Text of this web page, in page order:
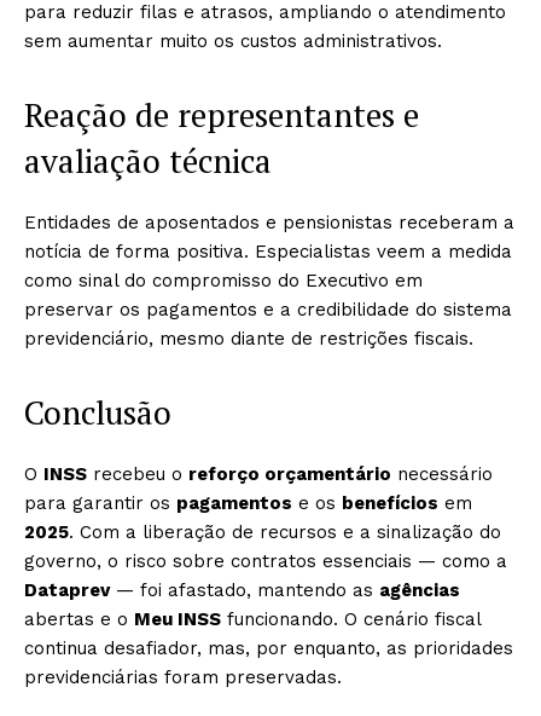
para reduzir filas e atrasos, ampliando o atendimento
sem aumentar muito os custos administrativos.
Reação de representantes e
avaliação técnica
Entidades de aposentados e pensionistas receberam a
notícia de forma positiva. Especialistas veem a medida
como sinal do compromisso do Executivo em
preservar os pagamentos e a credibilidade do sistema
previdenciário, mesmo diante de restrições fiscais.
Conclusão
O INSS recebeu o reforço orçamentário necessário
para garantir os pagamentos e os benefícios em
2025. Com a liberação de recursos e a sinalização do
governo, o risco sobre contratos essenciais — como a
Dataprev— foi afastado, mantendo as agências
abertas e o Meu INSS funcionando. O cenário fiscal
continua desafiador, mas, por enquanto, as prioridades
previdenciárias foram preservadas.